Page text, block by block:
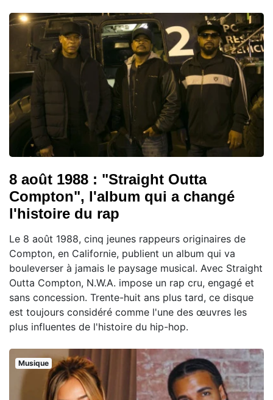
8 août 1988 : "Straight Outta
Compton", l'album qui a changé
l'histoire du rap
Le 8 août 1988, cinq jeunes rappeurs originaires de
Compton, en Californie, publient un album qui va
bouleverser à jamais le paysage musical. Avec Straight
Outta Compton, N.W.A. impose un rap cru, engagé et
sans concession. Trente-huit ans plus tard, ce disque
est toujours considéré comme l'une des œuvres les
plus influentes de l'histoire du hip-hop.
Musique